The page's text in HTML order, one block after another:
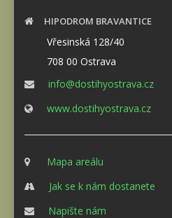
HIPODROM BRAVANTICE
Vřesinská 128/40
708 00 Ostrava
info@dostihyostrava.cz
www.dostihyostrava.cz
Mapa areálu
Jak se k nám dostanete
Napište nám